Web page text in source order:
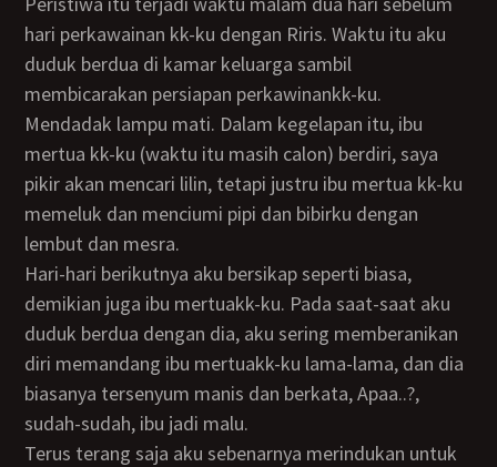
hari perkawainan kk-ku dengan Riris. Waktu itu aku
duduk berdua di kamar keluarga sambil
membicarakan persiapan perkawinankk-ku.
Mendadak lampu mati. Dalam kegelapan itu, ibu
mertua kk-ku (waktu itu masih calon) berdiri, saya
pikir akan mencari lilin, tetapi justru ibu mertua kk-ku
memeluk dan menciumi pipi dan bibirku dengan
lembut dan mesra.
Hari-hari berikutnya aku bersikap seperti biasa,
demikian juga ibu mertuakk-ku. Pada saat-saat aku
duduk berdua dengan dia, aku sering memberanikan
diri memandang ibu mertuakk-ku lama-lama, dan dia
biasanya tersenyum manis dan berkata, Apaa..?,
sudah-sudah, ibu jadi malu.
Terus terang saja aku sebenarnya merindukan untuk